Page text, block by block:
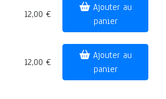
12,00 €
Ajouter au
panier
12,00 €
Ajouter au
panier